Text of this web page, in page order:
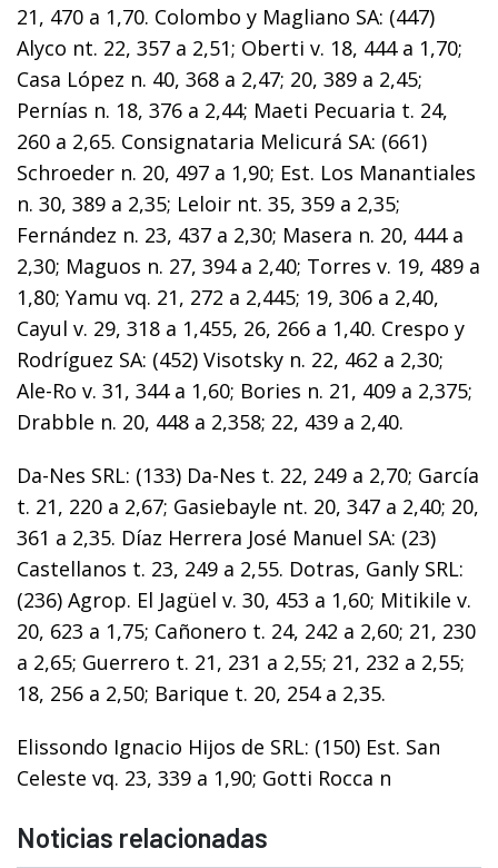
21, 470 a 1,70. Colombo y Magliano SA: (447)
Alyco nt. 22, 357 a 2,51; Oberti v. 18, 444 a 1,70;
Casa López n. 40, 368 a 2,47; 20, 389 a 2,45;
Pernías n. 18, 376 a 2,44; Maeti Pecuaria t. 24,
260 a 2,65. Consignataria Melicurá SA: (661)
Schroeder n. 20, 497 a 1,90; Est. Los Manantiales
n. 30, 389 a 2,35; Leloir nt. 35, 359 a 2,35;
Fernández n. 23, 437 a 2,30; Masera n. 20, 444 a
2,30; Maguos n. 27, 394 a 2,40; Torres v. 19, 489 a
1,80; Yamu vq. 21, 272 a 2,445; 19, 306 a 2,40,
Cayul v. 29, 318 a 1,455, 26, 266 a 1,40. Crespo y
Rodríguez SA: (452) Visotsky n. 22, 462 a 2,30;
Ale-Ro v. 31, 344 a 1,60; Bories n. 21, 409 a 2,375;
Drabble n. 20, 448 a 2,358; 22, 439 a 2,40.
Da-Nes SRL: (133) Da-Nes t. 22, 249 a 2,70; García
t. 21, 220 a 2,67; Gasiebayle nt. 20, 347 a 2,40; 20,
361 a 2,35. Díaz Herrera José Manuel SA: (23)
Castellanos t. 23, 249 a 2,55. Dotras, Ganly SRL:
(236) Agrop. El Jagüel v. 30, 453 a 1,60; Mitikile v.
20, 623 a 1,75; Cañonero t. 24, 242 a 2,60; 21, 230
a 2,65; Guerrero t. 21, 231 a 2,55; 21, 232 a 2,55;
18, 256 a 2,50; Barique t. 20, 254 a 2,35.
Elissondo Ignacio Hijos de SRL: (150) Est. San
Celeste vq. 23, 339 a 1,90; Gotti Rocca n
Noticias relacionadas